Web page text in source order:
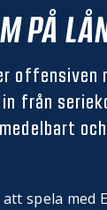
PÅ
offensiven
in från
spela med